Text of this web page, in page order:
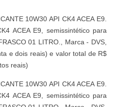
10W30 API CK4 ACEA E9.
ACEA E9, semissintético para
01 LITRO., Marca - DVS,
e dois reais) e valor total de R$
reais)
10W30 API CK4 ACEA E9.
ACEA E9, semissintético para